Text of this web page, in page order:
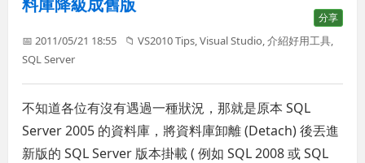
分享
📅 2011/05/21 18:55 📁VS2010 Tips ,Visual Studio ,介紹好用工具
SQL Server
不知道各位有沒有遇過一種狀況，那就是原本 SQL
Server 2005 的資料庫，將資料庫卸離 (Detach) 後丟進
新版的 SQL Server 版本掛載 ( 例如 SQL 2008 或 SQL